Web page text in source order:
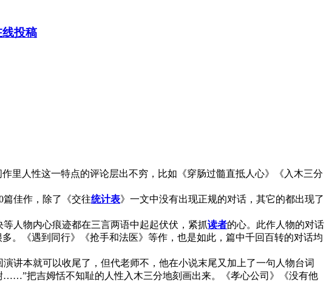
线投稿
里人性这一特点的评论层出不穷，比如《穿肠过髓直抵人心》《入木三分
佳作，除了《交往统计表》一文中没有出现正规的对话，其它的都出现了
人物内心痕迹都在三言两语中起起伏伏，紧抓读者的心。此作人物的对话
。《遇到同行》《抢手和法医》等作，也是如此，篇中千回百转的对话均
讲本就可以收尾了，但代老师不，他在小说末尾又加上了一句人物台词
把吉姆恬不知耻的人性入木三分地刻画出来。《孝心公司》《没有他